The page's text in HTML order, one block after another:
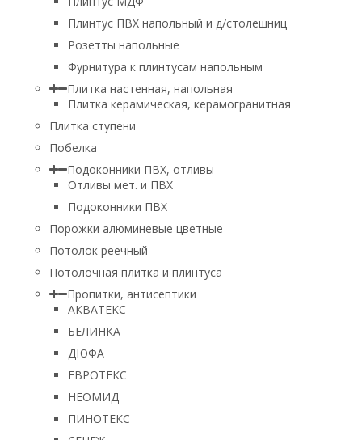
Плинтус ПВХ напольный и д/столешниц
Розетты напольные
Фурнитура к плинтусам напольным
Плитка настенная, напольная
Плитка керамическая, керамогранитная
Плитка ступени
Побелка
Подоконники ПВХ, отливы
Отливы мет. и ПВХ
Подоконники ПВХ
Порожки алюминевые цветные
Потолок реечный
Потолочная плитка и плинтуса
Пропитки, антисептики
АКВАТЕКС
БЕЛИНКА
ДЮФА
ЕВРОТЕКС
НЕОМИД
ПИНОТЕКС